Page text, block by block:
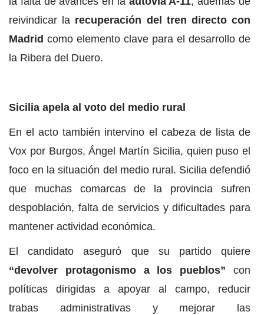
reivindicar la recuperación del tren directo con
Madrid como elemento clave para el desarrollo de
la Ribera del Duero.
Sicilia apela al voto del medio rural
En el acto también intervino el cabeza de lista de
Vox por Burgos, Ángel Martín Sicilia, quien puso el
foco en la situación del medio rural. Sicilia defendió
que muchas comarcas de la provincia sufren
despoblación, falta de servicios y dificultades para
mantener actividad económica.
El candidato aseguró que su partido quiere
“devolver protagonismo a los pueblos” con
políticas dirigidas a apoyar al campo, reducir
trabas administrativas y mejorar las